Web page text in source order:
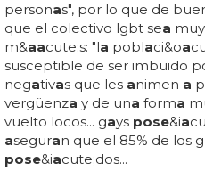
personas", por lo que de
que el colectivo lgbt sea
m&aacute;s: "la poblaci&oa
susceptible de ser imbuido
negativas que les animen a
vergüenza y de una forma
vuelto locos... gays pose&ia
aseguran que el 85% de los g
pose&iacute;dos...